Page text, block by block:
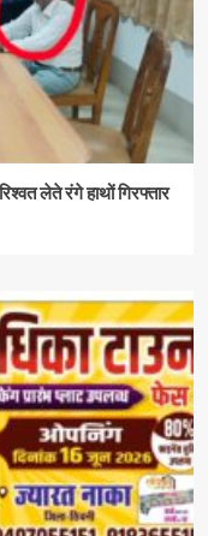
लेते रंगे हाथों गिरफ्तार